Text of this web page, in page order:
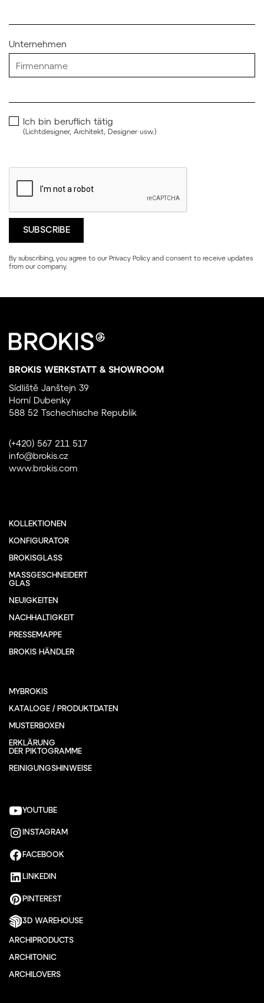
Unternehmen
Ich bin beruflich tätig
(Lichtdesigner, Architekt, Designer usw.)
By subscribing, you agree to our Privacy Policy and consent to receive updates
from our company.
BROKIS WERKSTATT & SHOWROOM
Sídliště Janštejn 39
Horní Dubenky
588 52 Tschechische Republik
(+420) 567 211 517
info@brokis.cz
www.brokis.com
KOLLEKTIONEN
KONFIGURATOR
BROKISGLASS
MASSGESCHNEIDERT
GLAS
NEUIGKEITEN
NACHHALTIGKEIT
PRESSEMAPPE
BROKIS HÄNDLER
MYBROKIS
KATALOGE / PRODUKTDATEN
MUSTERBOXEN
ERKLÄRUNG
DER PIKTOGRAMME
REINIGUNGSHINWEISE
YOUTUBE
INSTAGRAM
FACEBOOK
LINKEDIN
PINTEREST
3D WAREHOUSE
ARCHIPRODUCTS
ARCHITONIC
ARCHILOVERS